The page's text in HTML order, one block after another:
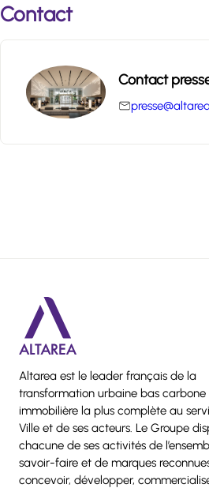
Contact
Contact
Altarea est le leader français de la
transformation urbaine bas carbone
immobilière la plus complète au
Ville et de ses acteurs. Le Groupe
chacune de ses activités de
savoir-faire et de marques
concevoir, développer,